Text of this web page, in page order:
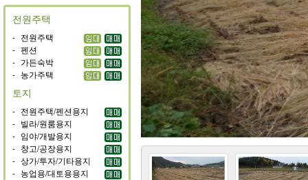
전원주택
- 전원주택
- 펜션
- 가든숙박
- 농가주택
토지
- 전원주택/펜션용지
- 빌라/원룸용지
- 임야/개발용지
- 창고/공장용지
- 상가/투자/기타용지
- 농업용/대토용용지